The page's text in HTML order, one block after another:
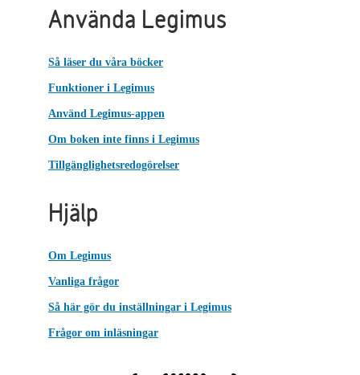
Använda Legimus
Så läser du våra böcker
Funktioner i Legimus
Använd Legimus-appen
Om boken inte finns i Legimus
Tillgänglighetsredogörelser
Hjälp
Om Legimus
Vanliga frågor
Så här gör du inställningar i Legimus
Frågor om inläsningar